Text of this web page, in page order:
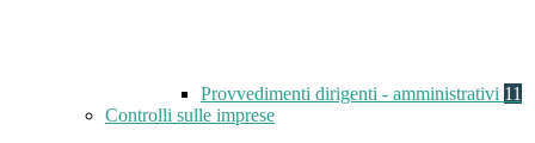
Provvedimenti dirigenti - amministrativi 11
Controlli sulle imprese